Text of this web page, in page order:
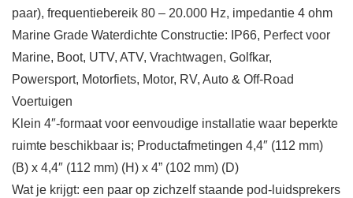
paar), frequentiebereik 80 – 20.000 Hz, impedantie 4 ohm
Marine Grade Waterdichte Constructie: IP66, Perfect voor
Marine, Boot, UTV, ATV, Vrachtwagen, Golfkar,
Powersport, Motorfiets, Motor, RV, Auto & Off-Road
Voertuigen
Klein 4″-formaat voor eenvoudige installatie waar beperkte
ruimte beschikbaar is; Productafmetingen 4,4″ (112 mm)
(B) x 4,4″ (112 mm) (H) x 4” (102 mm) (D)
Wat je krijgt: een paar op zichzelf staande pod-luidsprekers